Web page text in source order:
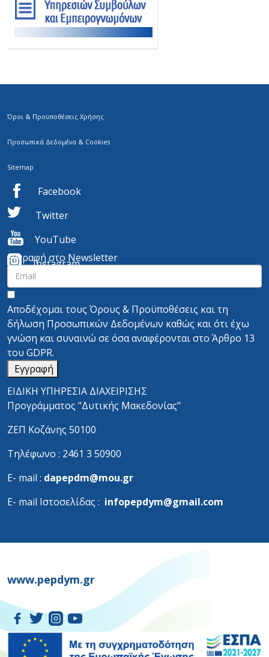
Όροι & Προϋποθέσεις Χρήσης
Προσωπικά Δεδομένα & Cookies
Sitemap
Facebook
Twitter
YouTube
Instagram
Εγγραφή στο Newsletter
Αποδέχομαι τους Όρους & Προϋποθέσεις και τη
δήλωση Προσωπικών Δεδομένων καθώς και ότι έχω
γνώση και συναινώ σε όσα αναφέρονται στο Άρθρο 13
του GDPR.
Εγγραφή
ΕΙΔΙΚΗ ΥΠΗΡΕΣΙΑ ΔΙΑΧΕΙΡΙΣΗΣ
Προγράμματος "Δυτικής Μακεδονίας"
ΖΕΠ Κοζάνης 50100
Τηλέφωνο : 2461 3 50900
Ε- mail : dapepdm@mou.gr
Ε- mail Ιστοσελίδας : infopepdym@gmail.com
www.pepdym.gr